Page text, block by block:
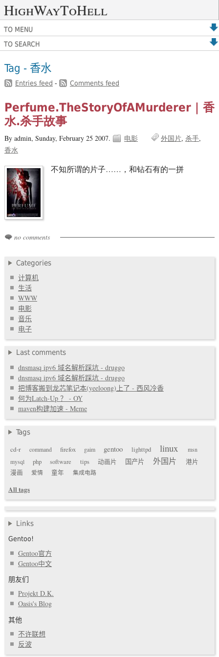
HighWayToHell
TO MENU
TO SEARCH
Tag - 香水
Entries feed - Comments feed
Perfume.TheStoryOfAMurderer | 香
水.杀手故事
By admin, Sunday, February 25 2007. 电影 外国片 杀手
香水
不知所谓的片子……，和钻石有的一拼
no comments
Categories
计算机
生活
WWW
电影
音乐
电子
Last comments
dnsmasq ipv6 域名解析踩坑 - druggo
dnsmasq ipv6 域名解析踩坑 - druggo
把博客搬到龙芯笔记本(yeeloong)上了 - 西风冷香
何为Latch-Up ？ - OY
maven构建加速 - Meme
Tags
cd-r
command firefox gaim gentoo lighttpd linux
msn
mysql
php software tips 动画片 国产片 外国片
港片
漫画
爱情 童年 集成电路
All tags
Links
Gentoo!
Gentoo官方
Gentoo中文
朋友们
Projekt D.K.
Oasis's Blog
其他
不许联想
反波